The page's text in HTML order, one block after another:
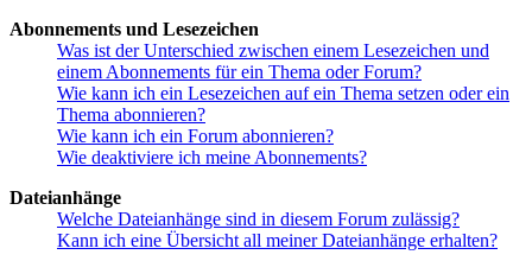
Abonnements und Lesezeichen
Was ist der Unterschied zwischen einem Lesezeichen und
einem Abonnements für ein Thema oder Forum?
Wie kann ich ein Lesezeichen auf ein Thema setzen oder ein
Thema abonnieren?
Wie kann ich ein Forum abonnieren?
Wie deaktiviere ich meine Abonnements?
Dateianhänge
Welche Dateianhänge sind in diesem Forum zulässig?
Kann ich eine Übersicht all meiner Dateianhänge erhalten?